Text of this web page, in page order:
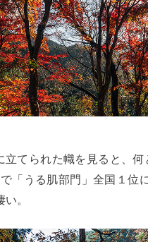
立てられた幟を見ると、何
「うる肌部門」全国１位
。